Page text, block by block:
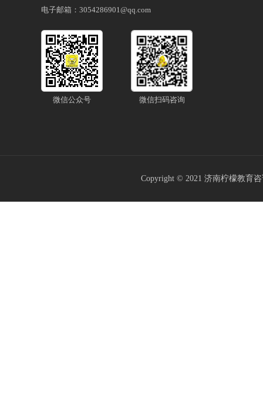
电子邮箱：3054286901@qq.com
微信公众号 微信扫码咨询
Copyright © 2021 济南柠檬教育